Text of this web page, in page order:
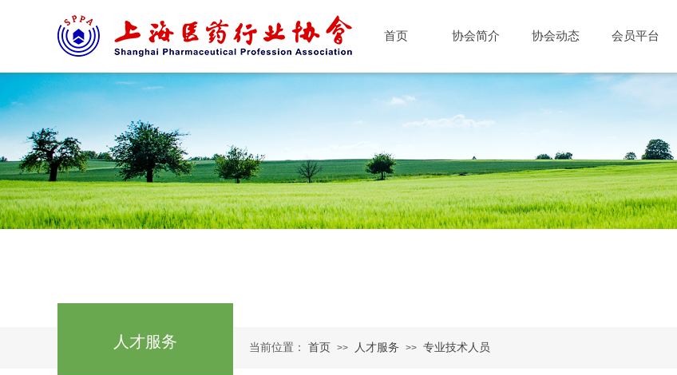
人才服务 首页 >> 人才服务 >> 专业技术人员
当前位置：
首页 协会简介 协会动态 会员平台